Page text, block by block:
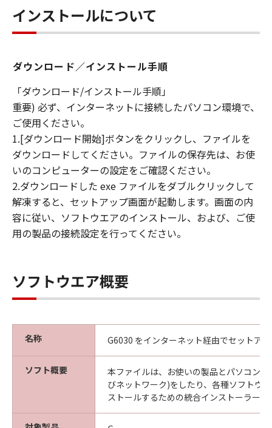
インストールについて
ダウンロード／インストール手順
「ダウンロード/インストール手順」
重要) 必ず、インターネットに接続したパソコン環境で、
ご使用ください。
1.[ダウンロード開始]ボタンをクリックし、ファイルを
ダウンロードしてください。ファイルの保存先は、お使
いのコンピューターの設定をご確認ください。
2.ダウンロードした exe ファイルをダブルクリックして
解凍すると、セットアップ画面が起動します。画面の内
容に従い、ソフトウエアのインストール、および、ご使
用の製品の接続設定を行ってください。
ソフトウエア概要
名称 G6030 をインターネット経由でセットア
ソフト概要
本ファイルは、お使いの製品とパソコン
びネットワーク)をしたり、各種ソフトウ
ストールするための統合インストーラーで